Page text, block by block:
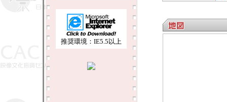
推奨環境：IE5.5以上